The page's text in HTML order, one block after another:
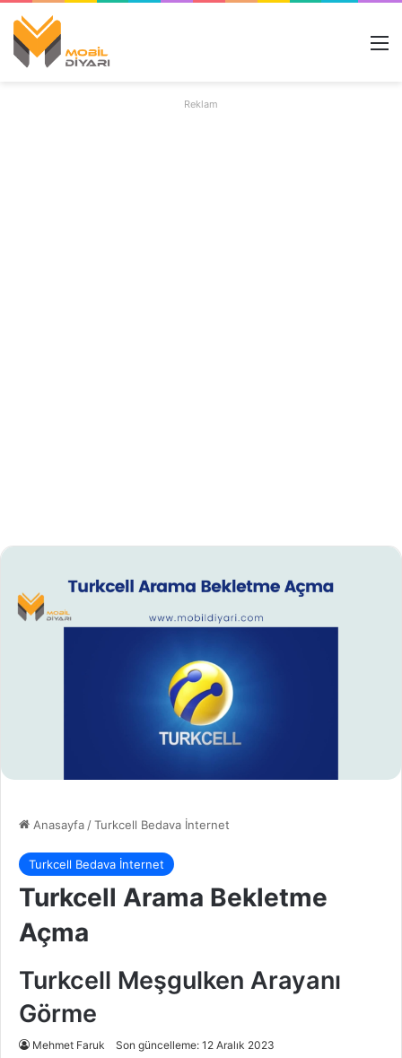
Reklam
Anasayfa /Turkcell Bedava İnternet
Turkcell Bedava İnternet
Turkcell Arama Bekletme
Açma
Turkcell Meşgulken Arayanı
Görme
Mehmet Faruk Son güncelleme: 12 Aralık 2023